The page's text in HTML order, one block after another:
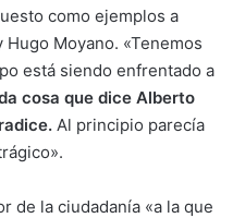
como ejemplos a
Moyano. «Tenemos
está siendo enfrentado a
cosa que dice Alberto
Al principio parecía
de la ciudadanía «a la que